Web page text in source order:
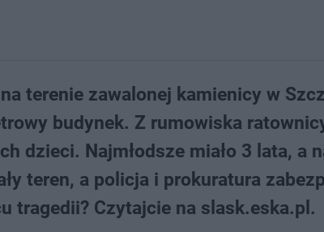
terenie zawalonej kamienicy w
budynek. Z rumowiska
dzieci. Najmłodsze miało 3 lata, a
teren, a policja i prokuratura
tragedii? Czytajcie na slask.eska.pl.